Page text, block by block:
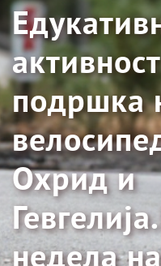
подршка
Охрид и
недела